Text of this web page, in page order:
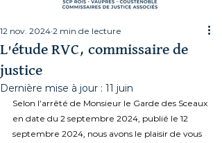
L'étude RVC, commissaire de
justice
12 nov. 2024 2 min de lecture
Dernière mise à jour : 11 juin
Selon l’arrêté de Monsieur le Garde des Sceaux
en date du 2 septembre 2024, publié le 12
septembre 2024, nous avons le plaisir de vous